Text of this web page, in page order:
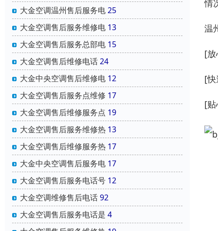
大金空调温州售后服务电25
大金空调售后服务维修电 13
大金空调售后服务总部电 15
大金空调售后维修电话24
大金中央空调售后维修电 12
大金空调售后服务点维修 17
大金空调售后维修服务点 19
大金空调售后服务维修热 13
大金空调售后维修服务热 17
大金中央空调售后服务电 17
大金空调售后服务电话号 12
大金空调维修售后电话92
大金空调售后服务电话是 4
情
温
[
[
[